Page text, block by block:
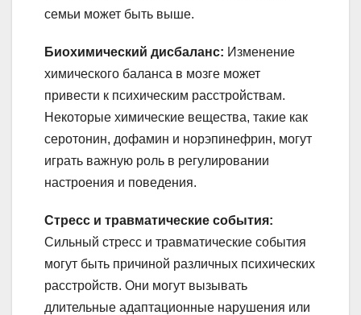
семьи может быть выше.
Биохимический дисбаланс: Изменение
химического баланса в мозге может
привести к психическим расстройствам.
Некоторые химические вещества, такие как
серотонин, дофамин и норэпинефрин, могут
играть важную роль в регулировании
настроения и поведения.
Стресс и травматические события:
Сильный стресс и травматические события
могут быть причиной различных психических
расстройств. Они могут вызывать
длительные адаптационные нарушения или